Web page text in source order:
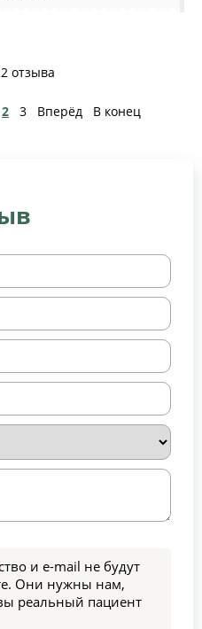
отзыва
2 3 Вперёд В конец
и e-mail не будут
Они нужны нам,
реальный пациент